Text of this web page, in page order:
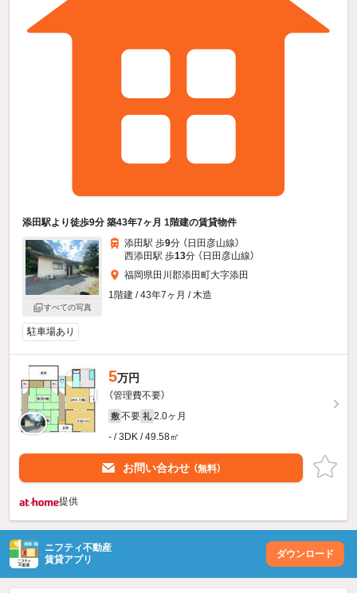
添田駅より徒歩9分 築43年7ヶ月 1階建の賃貸物件
すべての写真
添田駅 歩9分 （日田彦山線）
西添田駅 歩13分 （日田彦山線）
福岡県田川郡添田町大字添田
1階建 / 43年7ヶ月 / 木造
駐車場あり
5万円
（管理費不要）
敷 不要 礼 2.0ヶ月
- / 3DK / 49.58㎡
お問い合わせ （無料）
提供
ニフティ不動産
賃貸アプリ
ダウンロード